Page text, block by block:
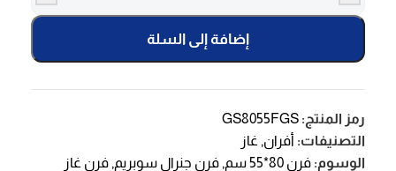
إضافة إلى السلة
رمز المنتج: GS8055FGS
التصنيفات: أفران, غاز
الوسوم: فرن 80*55 سم , فرن جنرال سوبريم, فرن غاز